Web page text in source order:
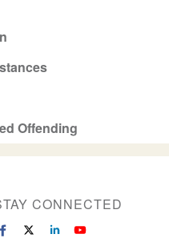
Offending
CONNECTED